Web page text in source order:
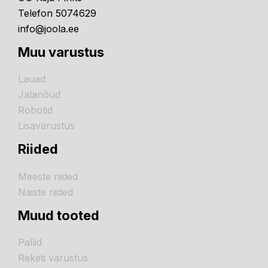
Telefon 5074629
info@joola.ee
Muu varustus
Lauad
Jalanõud
Robotid
Lisavarustus
Riided
Meeste riided
Naiste riided
Muud tooted
Pallid
Reketi varustus